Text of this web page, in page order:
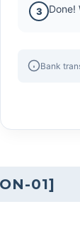
01]
3 Done!
Bank